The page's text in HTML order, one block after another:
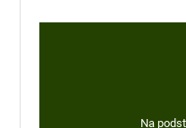
Na